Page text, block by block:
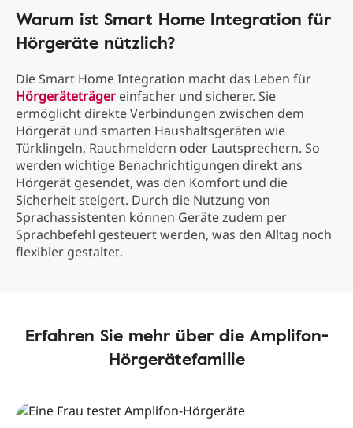
Warum ist Smart Home Integration für
Hörgeräte nützlich?
Die Smart Home Integration macht das Leben für
Hörgeräteträger einfacher und sicherer. Sie
ermöglicht direkte Verbindungen zwischen dem
Hörgerät und smarten Haushaltsgeräten wie
Türklingeln, Rauchmeldern oder Lautsprechern. So
werden wichtige Benachrichtigungen direkt ans
Hörgerät gesendet, was den Komfort und die
Sicherheit steigert. Durch die Nutzung von
Sprachassistenten können Geräte zudem per
Sprachbefehl gesteuert werden, was den Alltag noch
flexibler gestaltet.
Erfahren Sie mehr über die Amplifon-
Hörgerätefamilie